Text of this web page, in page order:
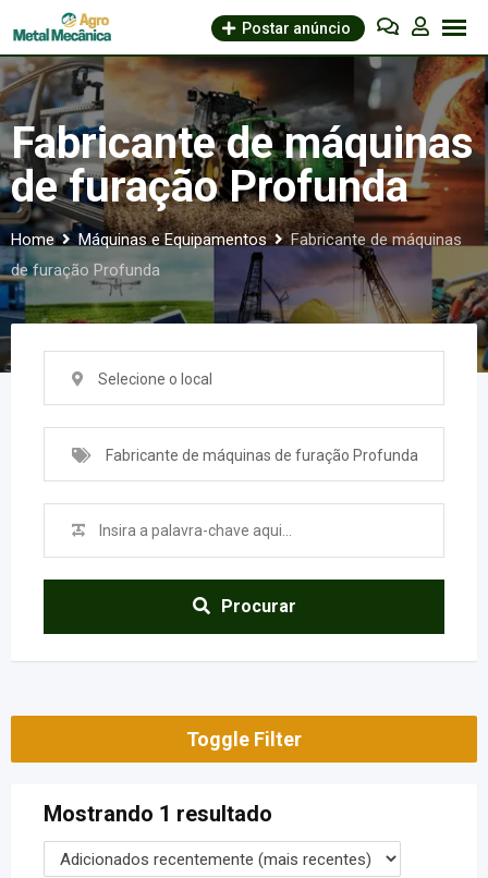
to
content
Postar anúncio
Fabricante de máquinas
de furação Profunda
Home Máquinas e Equipamentos
Fabricante de máquinas
de furação Profunda
Selecione o local
Fabricante de máquinas de furação Profunda
Procurar
Toggle Filter
Mostrando 1 resultado